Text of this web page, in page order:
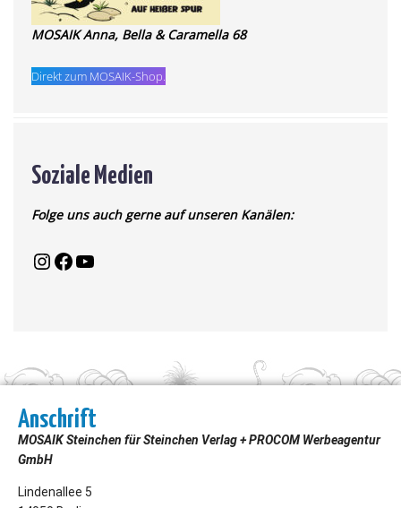
MOSAIK Anna, Bella & Caramella 68
Direkt zum MOSAIK-Shop.
Soziale Medien
Folge uns auch gerne auf unseren Kanälen:
Anschrift
MOSAIK Steinchen für Steinchen Verlag + PROCOM Werbeagentur
GmbH
Lindenallee 5